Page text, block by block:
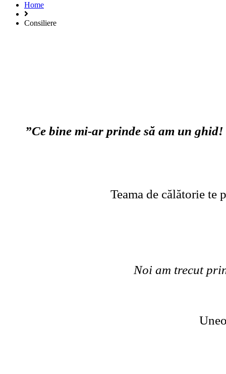
Home
Consiliere
”Ce bine mi-ar prinde să am un
Teama de călătorie te
Noi am trecut